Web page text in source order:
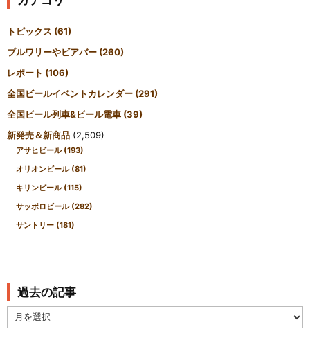
トピックス (61)
ブルワリーやビアバー (260)
レポート (106)
全国ビールイベントカレンダー (291)
全国ビール列車&ビール電車 (39)
新発売＆新商品 (2,509)
アサヒビール (193)
オリオンビール (81)
キリンビール (115)
サッポロビール (282)
サントリー (181)
過去の記事
去